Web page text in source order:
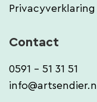
Privacyverklaring
Contact
0591 - 51 31 51
info@artsendier.nl